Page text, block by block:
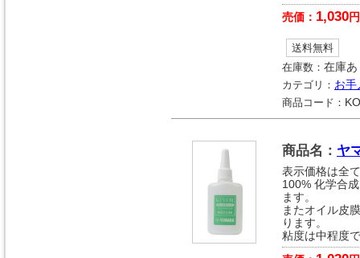
売価： 1,030 円
送料無料
在庫数： 在庫あ
カテゴリ： お手
商品コード：
商品名： ヤ
表示価格は全
100% 化学合
ます。
またオイル皮
ります。
粘度は中程度